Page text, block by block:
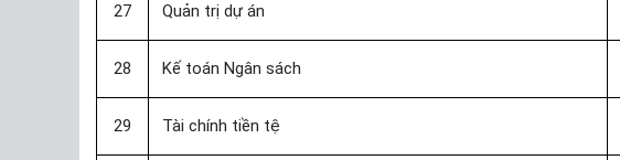
27 Quản trị dự án
28 Kế toán Ngân sách
29 Tài chính tiền tệ